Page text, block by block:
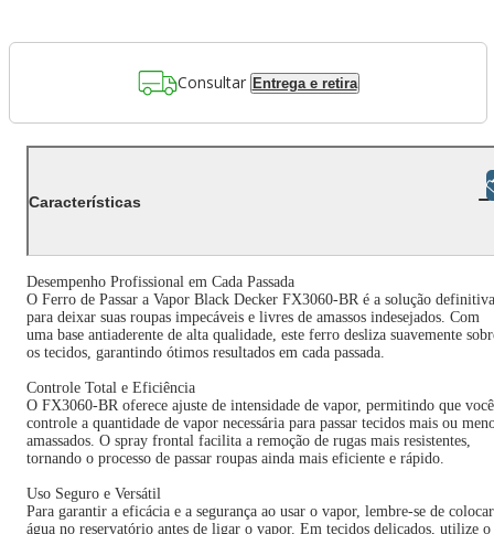
Consultar Entrega e retira
Características
Desempenho Profissional em Cada Passada
O Ferro de Passar a Vapor Black Decker FX3060-BR é a solução definitiva
para deixar suas roupas impecáveis e livres de amassos indesejados. Com
uma base antiaderente de alta qualidade, este ferro desliza suavemente
os tecidos, garantindo ótimos resultados em cada passada.
Controle Total e Eficiência
O FX3060-BR oferece ajuste de intensidade de vapor, permitindo que você
controle a quantidade de vapor necessária para passar tecidos mais ou
amassados. O spray frontal facilita a remoção de rugas mais resistentes,
tornando o processo de passar roupas ainda mais eficiente e rápido.
Uso Seguro e Versátil
Para garantir a eficácia e a segurança ao usar o vapor, lembre-se de colocar
água no reservatório antes de ligar o vapor. Em tecidos delicados, utilize o